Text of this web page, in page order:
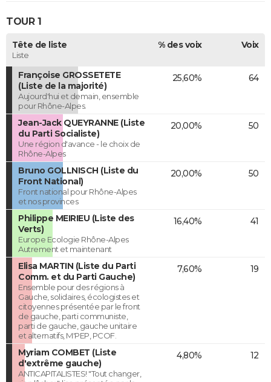
TOUR 1
Tête de liste
Liste
% des voix Voix
Françoise GROSSETETE
(Liste de la majorité)
Aujourd'hui et demain, ensemble
pour Rhône-Alpes.
25,60% 64
Jean-Jack QUEYRANNE (Liste
du Parti Socialiste)
Une région d'avance - le choix de
Rhône-Alpes
20,00% 50
Bruno GOLLNISCH (Liste du
Front National)
Front national pour Rhône-Alpes
et nos provinces
20,00% 50
Philippe MEIRIEU (Liste des
Verts)
Europe Ecologie Rhône-Alpes
Autrement et maintenant
16,40% 41
Elisa MARTIN (Liste du Parti
Comm. et du Parti Gauche)
Ensemble pour des régions à
Gauche, solidaires, écologistes et
citoyennes présentée par le front
de gauche, parti communiste,
parti de gauche, gauche unitaire
et alternatifs, M'PEP, PCOF.
7,60% 19
Myriam COMBET (Liste
d'extrême gauche)
ANTICAPITALISTES! "Tout changer,
4,80% 12